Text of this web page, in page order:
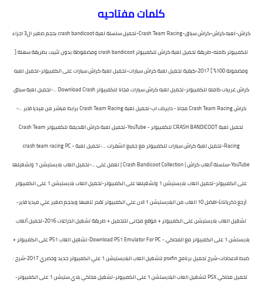
كلمات مفتاحيه
كراش-لعبه كراش-كراش سباق-Crash Team Racing-تحميل سلسلة لعبة crash bandicoot بحجم صغير ال3 اجزاء
للكمبيوتر كامله-طريقة تحميل لعبة كراش للكمبيوتر crash bandicoot ومضغوطة بدون تثبيت بطريقة سهلة [
ومضمونة 100% ] 2017-كيفية تحميل لعبة كراش سيارات-تحميل لعبة كراش سيارات على الكمبيوتر-تحميل لعبه
كراش عربيات كامله للكمبيوتر-تحميل لعبه كراش سيارات مجانا للكمبيوتر Download Crash ...-تحميل لعبة سباق
كراش Crash Team Racing مجانا - دايركت اب-تحميل لعبة Crash Team Racing برابط مباشر من ميديا فاير ...-
تحميل لعبة CRASH BANDICOOT للكمبيوتر - YouTube-تحميل لعبة كراش القديمة للكمبيوتر Crash Team
Racing-تحميل لعبة كراش سيارات للكمبيوتر مع جميع الشفرات ...-تحميل لعبة crash team racing PC -
YouTube-سلسلة ألعاب كراش | Crash Bandicoot Collection | تعمل على ...-تحميل العاب بلايستيشن 1 وتشغيلها
على الكمبيوتر-تحميل العاب بلايستيشن 1 وتشغيلها على الكمبيوتر-تحميل العاب بلايستيشن 1 على الكمبيوتر
(رجع ذكرياتك)-افضل 10 العاب من البلايستيشن 1 الان علي الكمبيوتر تقدر تلعبها وبحجم صغير علي ميديا فاير-
تشغيل العاب بلايستيشن على الكمبيوتر + موقع مجانى للتحميل + طريقة تشغيل الدراعات 2016-تحميل ألعاب
بلايستشن 1 على الكمبيوتر مع المحاكي - Download PS1 Emulator For PC-تشغيل العاب PS1 على الكمبيوتر +
ضبط الاعدادات-شرح تحميل برنامج psxfin لتشغيل العاب البلايستيشن 1 علي الكمبيوتر جديد وحصري 2017-شرح :
تحميل محاكي PSX لتشغيل العاب البلايستشن 1 على الكمبيوتر-تشغيل محاكي بلاي ستيشن 1 على الكمبيوتر-